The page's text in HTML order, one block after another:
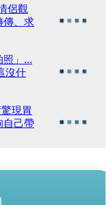
侶觀
、求
」...
沒什
現胃
己帶